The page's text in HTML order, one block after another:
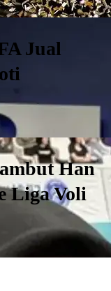
Jual
Han
Liga Voli